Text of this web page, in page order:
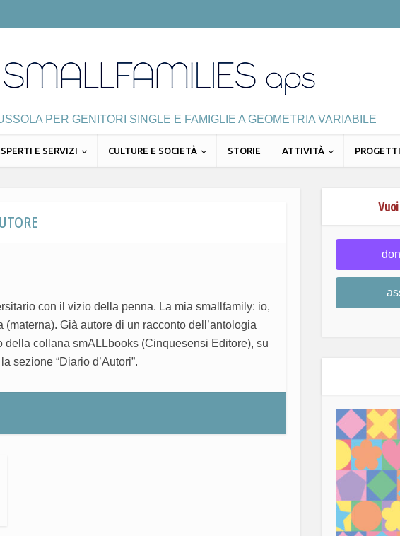
PER GENITORI SINGLE E FAMIGLIE A GEOMETRIA VARIABILE
E SERVIZI CULTURE E SOCIETÀ STORIE ATTIVITÀ PROGETTI
con il vizio della penna. La mia smallfamily: io,
Già autore di un racconto dell’antologia
della collana smALLbooks (Cinquesensi Editore), su
sezione “Diario d’Autori”.